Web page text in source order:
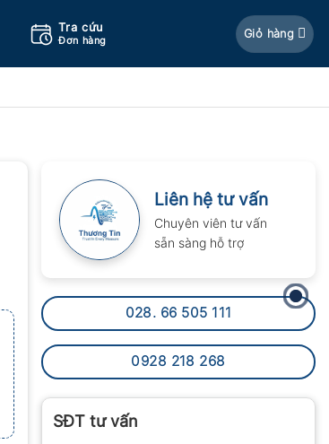
Tra cứu
Đơn hàng
Giỏ hàng
Liên hệ tư vấn
Chuyên viên tư vấn
sẵn sàng hỗ trợ
028. 66 505 111
0928 218 268
SĐT tư vấn